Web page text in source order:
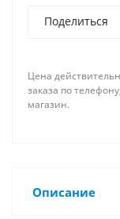
Поделиться
Цена
заказа по
магазин.
Описание